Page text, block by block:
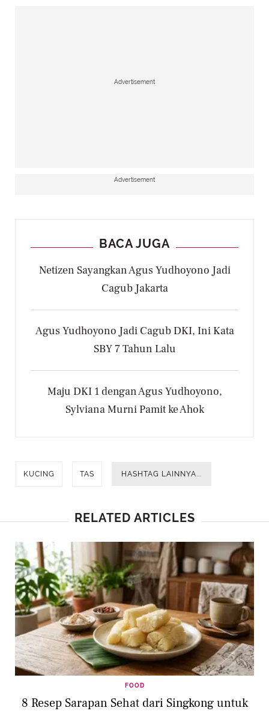
Advertisement
Advertisement
BACA JUGA
Netizen Sayangkan Agus Yudhoyono Jadi
Cagub Jakarta
Agus Yudhoyono Jadi Cagub DKI, Ini Kata
SBY 7 Tahun Lalu
Maju DKI 1 dengan Agus Yudhoyono,
Sylviana Murni Pamit ke Ahok
KUCING TAS HASHTAG LAINNYA...
RELATED ARTICLES
FOOD
8 Resep Sarapan Sehat dari Singkong untuk